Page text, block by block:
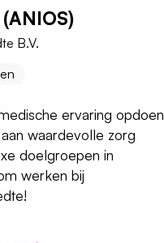
B.V.
ervaring opdoen
waardevolle zorg
doelgroepen in
werken bij